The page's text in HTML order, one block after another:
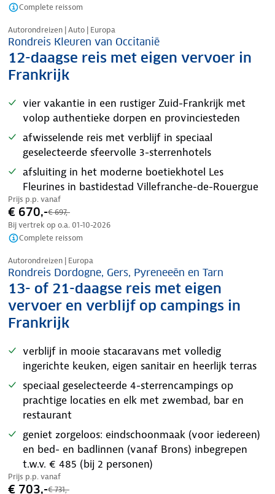
Complete reissom
Nazomer korting
Autorondreizen | Auto | Europa
Rondreis Kleuren van Occitanië
12-daagse reis met eigen vervoer in
Frankrijk
vier vakantie in een rustiger Zuid-Frankrijk met
volop authentieke dorpen en provinciesteden
afwisselende reis met verblijf in speciaal
geselecteerde sfeervolle 3-sterrenhotels
afsluiting in het moderne boetiekhotel Les
Fleurines in bastidestad Villefranche-de-Rouergue
Prijs p.p. vanaf
€ 670,-€ 697,-
Bij vertrek op o.a. 01-10-2026
Complete reissom
Nazomer korting
Autorondreizen | Europa
Rondreis Dordogne, Gers, Pyreneeën en Tarn
13- of 21-daagse reis met eigen
vervoer en verblijf op campings in
Frankrijk
verblijf in mooie stacaravans met volledig
ingerichte keuken, eigen sanitair en heerlijk terras
speciaal geselecteerde 4-sterrencampings op
prachtige locaties en elk met zwembad, bar en
restaurant
geniet zorgeloos: eindschoonmaak (voor iedereen)
en bed- en badlinnen (vanaf Brons) inbegrepen
t.w.v. € 485 (bij 2 personen)
Prijs p.p. vanaf
€ 703,-€ 731,-